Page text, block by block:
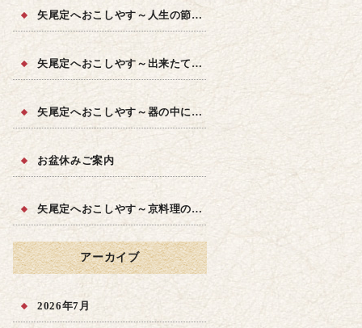
矢尾定へおこしやす～人生の節目に～
矢尾定へおこしやす～出来たての品質を～
矢尾定へおこしやす～器の中に四季を～
お盆休みご案内
矢尾定へおこしやす～京料理の味を～
アーカイブ
2026年7月